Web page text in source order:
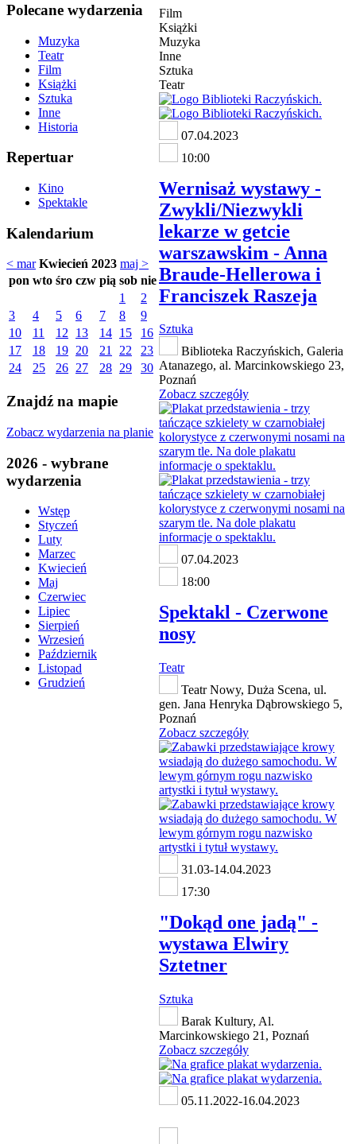
Polecane wydarzenia
Muzyka
Teatr
Film
Książki
Sztuka
Inne
Historia
Repertuar
Kino
Spektakle
Kalendarium
< mar Kwiecień 2023 maj >
pon wto śro czw pią sob nie
1
2
3
4 5 6 7 8
9
10
11 12 13 14 15
16
17
18 19 20 21 22
23
24
25 26 27 28 29 30
Znajdź na mapie
Zobacz wydarzenia na planie
2026 - wybrane
wydarzenia
Wstęp
Styczeń
Luty
Marzec
Kwiecień
Maj
Czerwiec
Lipiec
Sierpień
Wrzesień
Październik
Listopad
Grudzień
Film
Książki
Muzyka
Inne
Sztuka
Teatr
07.04.2023
10:00
Wernisaż wystawy -
Zwykli/Niezwykli
lekarze w getcie
warszawskim - Anna
Braude-Hellerowa i
Franciszek Raszeja
Sztuka
Biblioteka Raczyńskich, Galeria
Atanazego, al. Marcinkowskiego 23,
Poznań
Zobacz szczegóły
07.04.2023
18:00
Spektakl - Czerwone
nosy
Teatr
Teatr Nowy, Duża Scena, ul.
gen. Jana Henryka Dąbrowskiego 5,
Poznań
Zobacz szczegóły
31.03-14.04.2023
17:30
"Dokąd one jadą" -
wystawa Elwiry
Sztetner
Sztuka
Barak Kultury, Al.
Marcinkowskiego 21, Poznań
Zobacz szczegóły
05.11.2022-16.04.2023